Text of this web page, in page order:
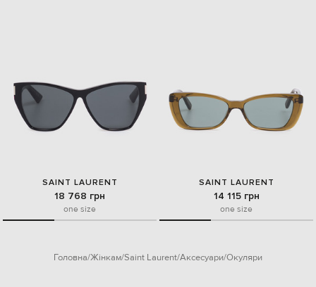
SAINT LAURENT
18 768 грн
one size
SAINT LAURENT
14 115 грн
one size
Головна Жінкам Saint Laurent Аксесуари Окуляри